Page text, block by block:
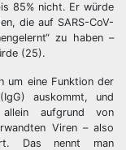
85% nicht. Er würde
die auf SARS-CoV-
zu haben –
(25).
um eine Funktion der
auskommt, und
aufgrund von
Viren – also
Das nennt man